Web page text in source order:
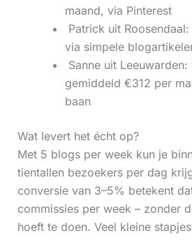
maand, via Pinterest
Patrick uit
via simpele
Sanne uit
gemiddeld €312 per
baan
Wat levert het écht op?
Met 5 blogs per week kun je
tientallen bezoekers per dag
conversie van 3–5% betekent
commissies per week – zonder
hoeft te doen. Veel kleine